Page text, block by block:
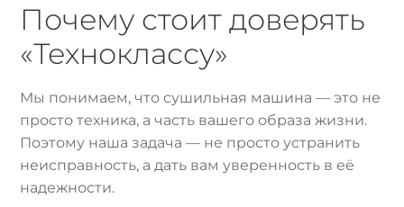
Почему стоит доверять
«Техноклассу»
Мы понимаем, что сушильная машина — это не
просто техника, а часть вашего образа жизни.
Поэтому наша задача — не просто устранить
неисправность, а дать вам уверенность в её
надежности.